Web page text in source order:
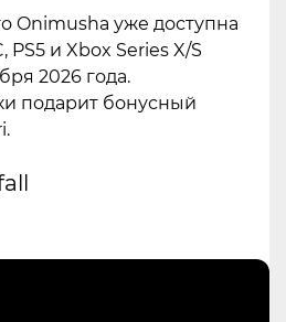
Onimusha уже доступна
PS5 и Xbox Series X/S
2026 года.
подарит бонусный